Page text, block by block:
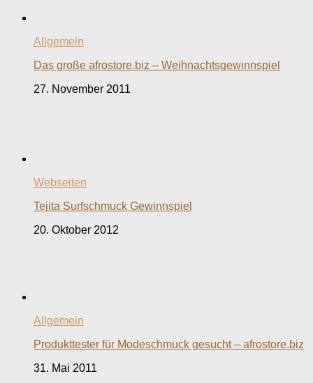
Allgemein
Das große afrostore.biz – Weihnachtsgewinnspiel
27. November 2011
Webseiten
Tejita Surfschmuck Gewinnspiel
20. Oktober 2012
Allgemein
Produkttester für Modeschmuck gesucht – afrostore.biz
31. Mai 2011